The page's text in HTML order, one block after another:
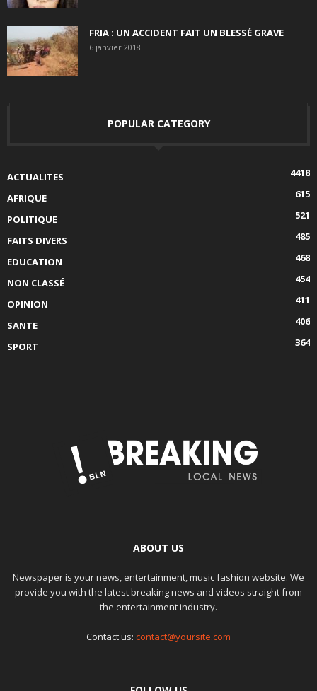
FRIA : UN ACCIDENT FAIT UN BLESSÉ GRAVE
6 janvier 2018
POPULAR CATEGORY
ACTUALITES
4418
AFRIQUE
615
POLITIQUE
521
FAITS DIVERS
485
EDUCATION
468
NON CLASSÉ
454
OPINION
411
SANTE
406
SPORT
364
ABOUT US
Newspaper is your news, entertainment, music fashion website. We
provide you with the latest breaking news and videos straight from
the entertainment industry.
Contact us: contact@yoursite.com